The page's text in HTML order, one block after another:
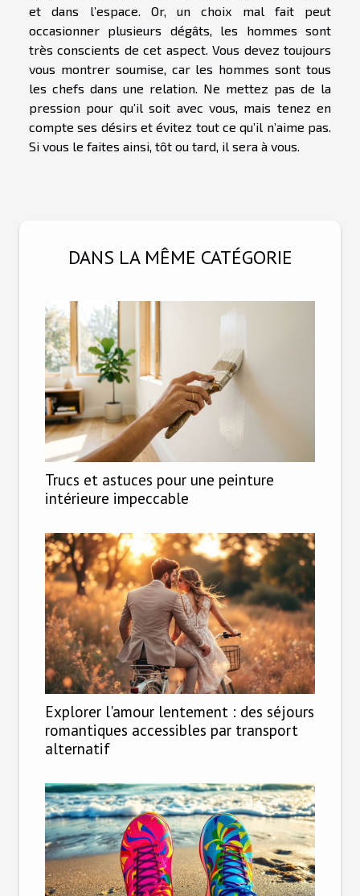
et dans l’espace. Or, un choix mal fait peut
occasionner plusieurs dégâts, les hommes sont
très conscients de cet aspect. Vous devez toujours
vous montrer soumise, car les hommes sont tous
les chefs dans une relation. Ne mettez pas de la
pression pour qu’il soit avec vous, mais tenez en
compte ses désirs et évitez tout ce qu’il n’aime pas.
Si vous le faites ainsi, tôt ou tard, il sera à vous.
DANS LA MÊME CATÉGORIE
Trucs et astuces pour une peinture
intérieure impeccable
Explorer l'amour lentement : des séjours
romantiques accessibles par transport
alternatif